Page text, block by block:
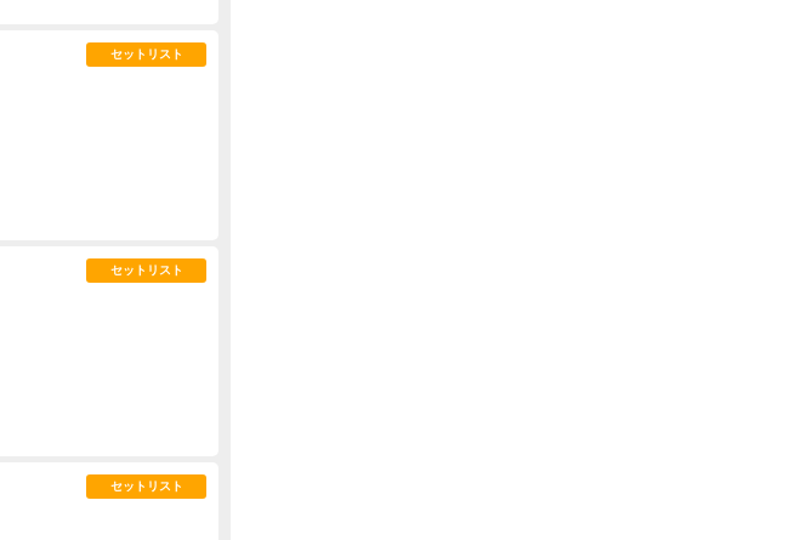
セットリスト
セットリスト
セットリスト